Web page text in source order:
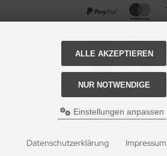
ALLE AKZEPTIEREN
NUR NOTWENDIGE
Einstellungen anpassen
Datenschutzerklärung Impressum